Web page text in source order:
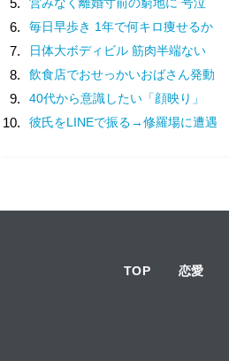
6. 毎日早歩き 1年で何キロ痩せるか
7. 日体大ボディビル 筋肉半端ない
8. 飲食店でおせっかいおばさん発動
9. 40代から意識したい「顔映り」
10. 彼氏をLINEで振る→修羅場に遭遇
TOP 恋愛